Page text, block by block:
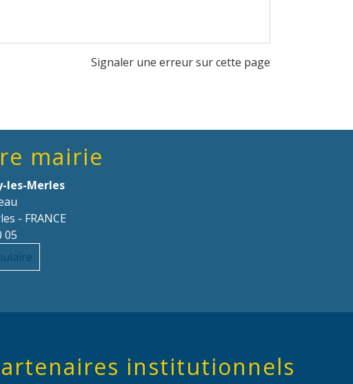
Signaler une erreur sur cette page
mairie
les-Merles
- FRANCE
05
institutionnels